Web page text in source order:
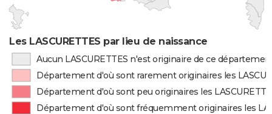
Les LASCURETTES par lieu de naissance
Aucun LASCURETTES n'est originaire de ce
Département d'où sont rarement originaires les
Département d'où sont peu originaires les
Département d'où sont fréquemment originaires les